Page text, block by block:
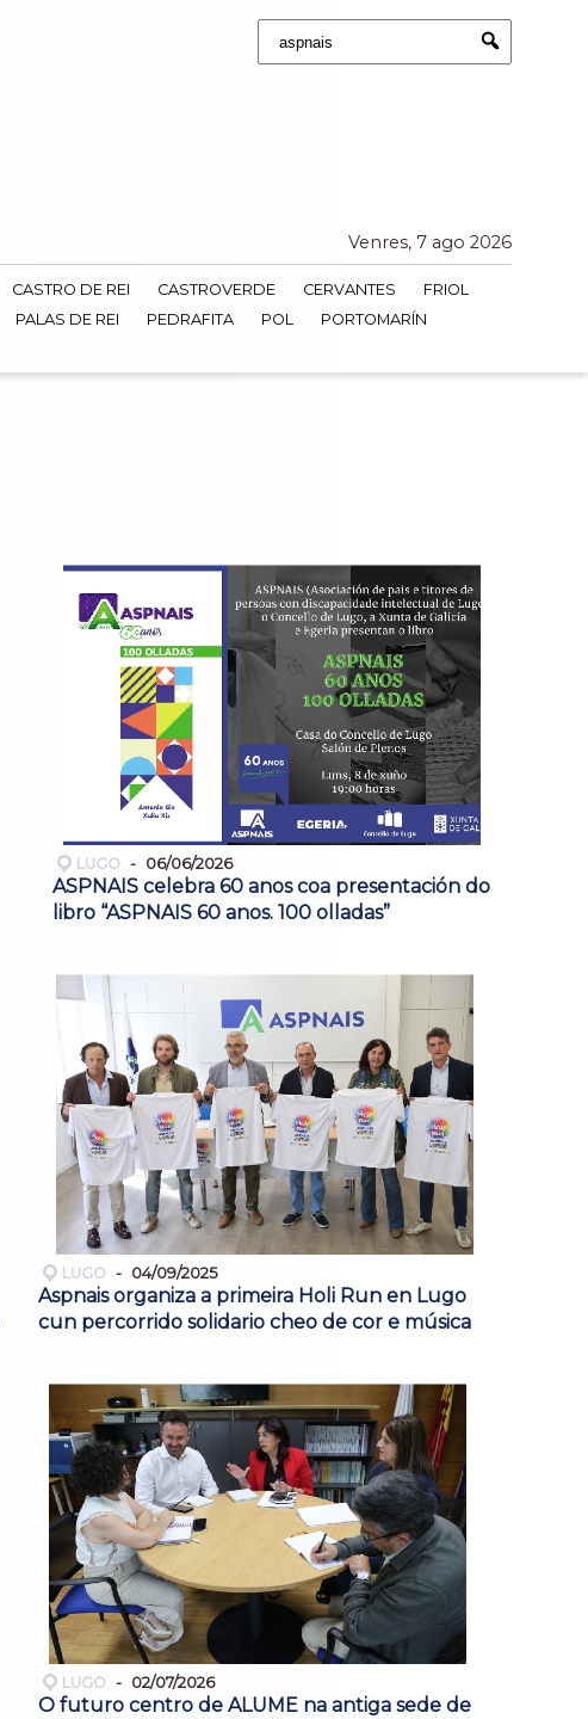
Submit
Venres, 7 ago 2026
CASTRO DE REI CASTROVERDE CERVANTES
FRIOL
PALAS DE REI PEDRAFITA POL
PORTOMARÍN
LUGO 06/06/2026
ASPNAIS celebra 60 anos coa presentación do
libro “ASPNAIS 60 anos. 100 olladas”
LUGO 04/09/2025
Aspnais organiza a primeira Holi Run en Lugo
cun percorrido solidario cheo de cor e música
LUGO 02/07/2026
O futuro centro de ALUME na antiga sede de